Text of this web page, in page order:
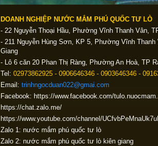
Nước mắm
DOANH NGHIỆP NƯỚC MẮM PHÚ QUỐC TƯ LÒ
- 22 Nguyễn Thoại Hầu, Phường Vĩnh Thanh Vân,
- 211 Nguyễn Hùng Sơn, KP 5, Phường Vĩnh
Giang
- Lô 6 căn 20 Phan Thị Ràng, Phường An Hoà, TP
Tel: 02973862925 - 0906646346 - 0903646346 -
Email: trinhngocduan022@gmai.com
Facebook: https://www.facebook.com/
https://chat.zalo.me/
https://www.youtube.com/channel/
Zalo 1: nước mắm phú quốc tư lò
Zalo 2: nước mắm phú quốc tư lò kiên giang